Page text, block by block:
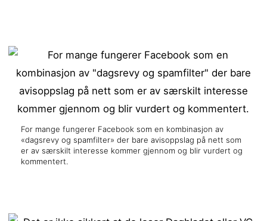
For mange fungerer Facebook som en kombinasjon av
«dagsrevy og spamfilter» der bare avisoppslag på nett som
er av særskilt interesse kommer gjennom og blir vurdert og
kommentert.